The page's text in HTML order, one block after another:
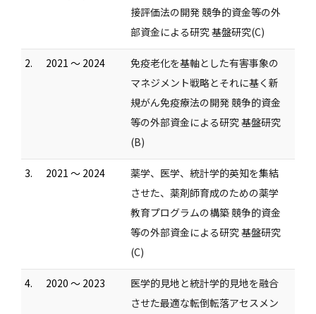
接評価法の開発 競争的資金等の外
部資金による研究 基盤研究(C)
2. 2021 ～ 2024
免疫老化を基軸とした有害事象の
マネジメント戦略とそれに基く新
規がん免疫療法の開発 競争的資金
等の外部資金による研究 基盤研究
(B)
3. 2021 ～ 2024
薬学、医学、統計学的英知を集結
させた、薬剤師育成のための薬学
教育プログラムの構築 競争的資金
等の外部資金による研究 基盤研究
(C)
4. 2020 ～ 2023
医学的見地と統計学的見地を融合
させた最適な転倒転落アセスメン